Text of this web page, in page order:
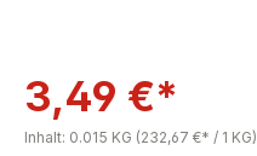
3,49 €*
Inhalt: 0.015 KG (232,67 €* / 1 KG)